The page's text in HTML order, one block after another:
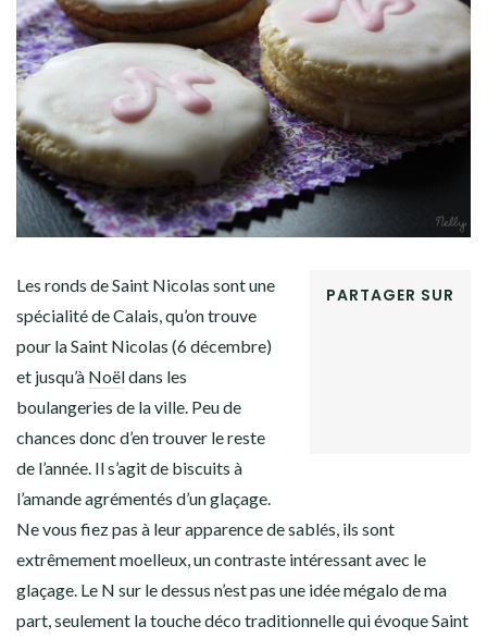
PARTAGER SUR
Les ronds de Saint Nicolas sont une
spécialité de Calais, qu’on trouve
pour la Saint Nicolas (6 décembre)
et jusqu’à Noëldans les
boulangeries de la ville. Peu de
chances donc d’en trouver le reste
de l’année. Il s’agit de biscuits à
l’amande agrémentés d’un glaçage.
Ne vous fiez pas à leur apparence de sablés, ils sont
extrêmement moelleux, un contraste intéressant avec le
glaçage. Le N sur le dessus n’est pas une idée mégalo de ma
part, seulement la touche déco traditionnelle qui évoque Saint
Facebook
TwitterInstagram
Pinterest